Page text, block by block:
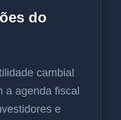
do
cambial
a agenda fiscal
e